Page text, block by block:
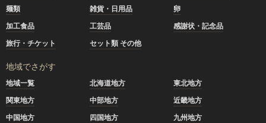
麺類
雑貨・日用品
卵
加工食品
工芸品
感謝状・記念品
旅行・チケット
セット類 その他
地域でさがす
地域一覧 北海道地方
東北地方
関東地方
中部地方
近畿地方
中国地方
四国地方 九州地方